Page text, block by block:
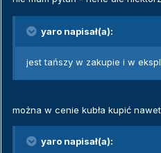
yaro napisał(a):
jest tańszy w zakupie i w
można w cenie kubła kupić
yaro napisał(a):